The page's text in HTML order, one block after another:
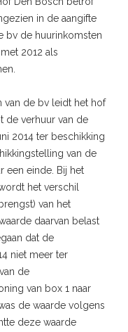
in de aangifte
bv de huurinkomsten
2012 als
van de bv leidt het hof
de verhuur van de
2014 ter beschikking
van de
een einde. Bij het
het verschil
van het
daarvan belast
dat de
niet meer ter
de
van box 1 naar
de waarde volgens
deze waarde